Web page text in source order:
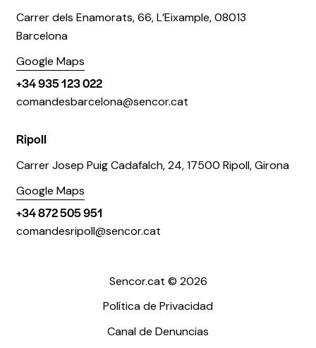
Carrer dels Enamorats, 66, L’Eixample, 08013
Barcelona
Google Maps
+34 935 123 022
comandesbarcelona@sencor.cat
Ripoll
Carrer Josep Puig Cadafalch, 24, 17500 Ripoll, Girona
Google Maps
+34 872 505 951
comandesripoll@sencor.cat
Sencor.cat © 2026
Política de Privacidad
Canal de Denuncias